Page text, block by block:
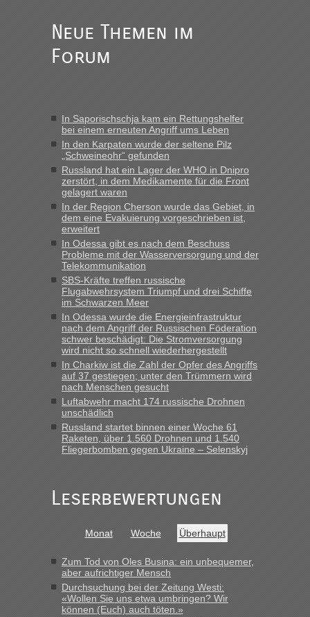
fast 11 Milliarden aufgedeckt
„Am besten wäre natürlich, wenn die Frau mit dabei ist.
Alleinreisende Männer stehen schließlich immer unter
Milliarden aufgedeckt
„Kein Zoll. Du musst an sich nur sagen dass das privat ist
und du nicht damit handeln willst. So lange das nicht
Originalverpackt ist und ersichlich das nicht neu sollte es
keine Probleme geben“
Recht, Visa und Dokumente • Deklaration
gebrauchter Kleidung beim Zoll
„Hallo Leute, ich weiß nicht, ob ich hier richtig bin mit meiner
Anfrage. Ich möchte 4 Umzugskartons mit gebrauchter
Straßen Kleidung bei der Einreise in die Ukraine
mitnehmen. Es ist gebrauchte Kleidung...“
Berichte und Reisetipps • Re: An welchem
Grenzübergang zwischen Polen und der Ukraine geht es am
schnellsten?
„Wir sind mit unserem Wohnmobil, wie geplant am Montag
15.6. in Krakovets rüber. Sehr zeitig los gegen 5 Uhr in der
Früh. Mit sehr sehr wenig Verkehr, super bis zur Grenze. Nur
8 PKW vor der Schranke....“
inBerichte und Reisetipps • Re: An welchem
Grenzübergang zwischen Polen und der Ukraine geht es am
schnellsten?
schnell da auch Passagiere mit EU-Pass dabei waren“
Berichte und Reisetipps • Re: An welchem
Grenzübergang zwischen Polen und der Ukraine geht es am
„Bin am Montag 15.6.26 um 8 Uhr in Urgyniw ausgereist,
das erste Mal an einem Montagmorgen ca. 15 Fahrzeuge
vor mir, bin sonst der Erste oder Zweite, egal, nach ca 20
Minuten wurde dann die nächste Welle...“
Neue Themen im
Forum
In Saporischschja kam ein Rettungshelfer
bei einem erneuten Angriff ums Leben
In den Karpaten wurde der seltene Pilz
„Schweineohr“ gefunden
Russland hat ein Lager der WHO in Dnipro
zerstört, in dem Medikamente für die Front
gelagert waren
In der Region Cherson wurde das Gebiet, in
dem eine Evakuierung vorgeschrieben ist,
erweitert
In Odessa gibt es nach dem Beschuss
Probleme mit der Wasserversorgung und der
Telekommunikation
SBS-Kräfte treffen russische
Flugabwehrsystem Triumpf und drei Schiffe
im Schwarzen Meer
In Odessa wurde die Energieinfrastruktur
nach dem Angriff der Russischen Föderation
schwer beschädigt: Die Stromversorgung
wird nicht so schnell wiederhergestellt
In Charkiw ist die Zahl der Opfer des Angriffs
auf 37 gestiegen; unter den Trümmern wird
nach Menschen gesucht
Luftabwehr macht 174 russische Drohnen
unschädlich
Russland startet binnen einer Woche 61
Raketen, über 1.560 Drohnen und 1.540
Fliegerbomben gegen Ukraine – Selenskyj
Leserbewertungen
Monat Woche Überhaupt
Zum Tod von Oles Busina: ein unbequemer,
aber aufrichtiger Mensch
Durchsuchung bei der Zeitung Westi:
«Wollen Sie uns etwa umbringen? Wir
können (Euch) auch töten.»